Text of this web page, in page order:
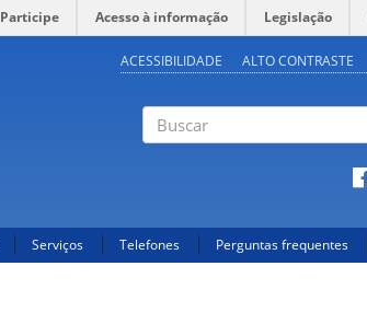
Participe Acesso à informação Legislação
ACESSIBILIDADE ALTO CONTRASTE
Serviços Telefones Perguntas frequentes